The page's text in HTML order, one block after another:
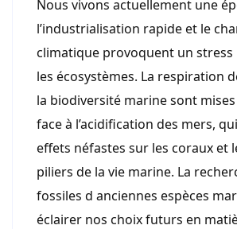
Nous vivons actuellement une
l’industrialisation rapide et le
climatique provoquent un stress
les écosystèmes. La respiration
la biodiversité marine sont mises
face à l’acidification des mers,
effets néfastes sur les coraux et
piliers de la vie marine. La
fossiles d anciennes espèces
éclairer nos choix futurs en